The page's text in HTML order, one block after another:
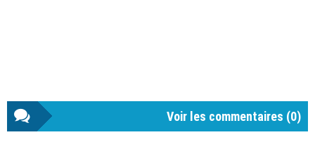
Voir les commentaires (0)